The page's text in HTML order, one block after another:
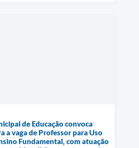
de Educação convoca
a vaga de Professor para Uso
Fundamental, com atuação